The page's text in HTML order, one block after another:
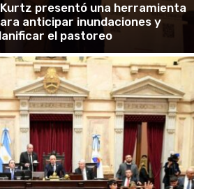
presentó una herramienta
anticipar inundaciones y
el pastoreo